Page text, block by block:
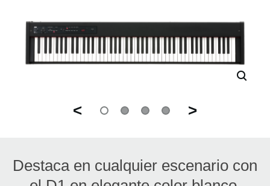
< >
Destaca en cualquier escenario con